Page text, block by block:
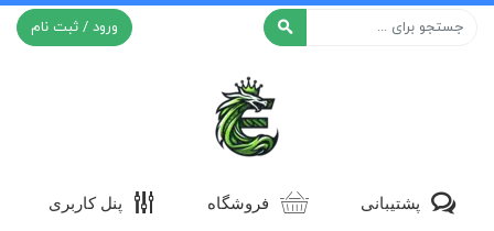
ورود / ثبت نام
پشتیبانی فروشگاه پنل کاربری